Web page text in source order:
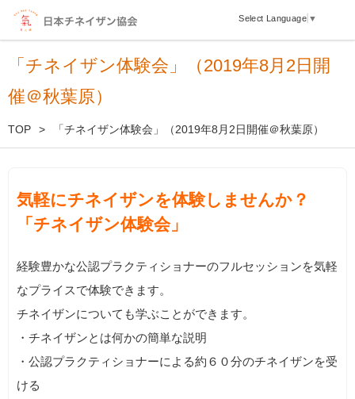
Select Language ▼
「チネイザン体験会」（2019年8月2日開
催＠秋葉原）
TOP 「チネイザン体験会」（2019年8月2日開催＠秋葉原）
気軽にチネイザンを体験しませんか？
「チネイザン体験会」
経験豊かな公認プラクティショナーのフルセッションを気軽
なプライスで体験できます。
チネイザンについても学ぶことができます。
・チネイザンとは何かの簡単な説明
・公認プラクティショナーによる約６０分のチネイザンを受
ける